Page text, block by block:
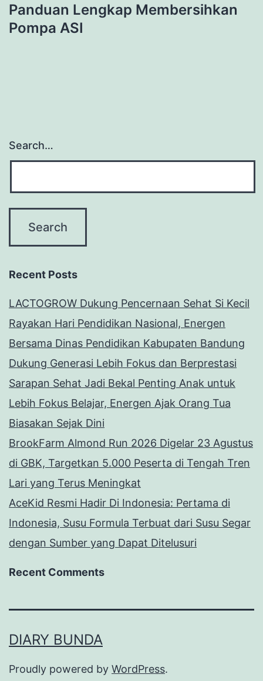
Panduan Lengkap Membersihkan
Pompa ASI
Search…
Recent Posts
LACTOGROW Dukung Pencernaan Sehat Si Kecil
Rayakan Hari Pendidikan Nasional, Energen
Bersama Dinas Pendidikan Kabupaten Bandung
Dukung Generasi Lebih Fokus dan Berprestasi
Sarapan Sehat Jadi Bekal Penting Anak untuk
Lebih Fokus Belajar, Energen Ajak Orang Tua
Biasakan Sejak Dini
BrookFarm Almond Run 2026 Digelar 23 Agustus
di GBK, Targetkan 5.000 Peserta di Tengah Tren
Lari yang Terus Meningkat
AceKid Resmi Hadir Di Indonesia: Pertama di
Indonesia, Susu Formula Terbuat dari Susu Segar
dengan Sumber yang Dapat Ditelusuri
Recent Comments
DIARY BUNDA
Proudly powered by WordPress.